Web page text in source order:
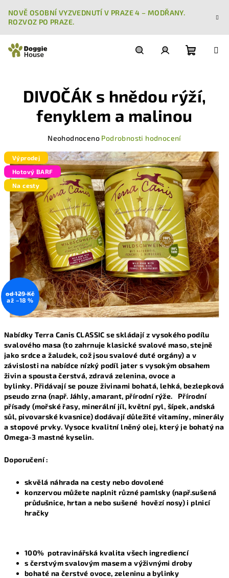
obsah
NOVĚ OSOBNÍ VYZVEDNUTÍ V PRAZE 4 – MODŘANY.
ROZVOZ PO PRAZE.
košík
Nabídky Terra Canis CLASSIC se skládají z vysokého podílu
svalového masa (to zahrnuje klasické svalové maso, stejně
jako srdce a žaludek, což jsou svalové duté orgány) a v
závislosti na nabídce nízký podíl jater s vysokým obsahem
živin a spousta čerstvá, zdravá zelenina, ovoce a
bylinky. Přidávají se pouze živinami bohatá, lehká, bezlepková
pseudo zrna (např. Jáhly, amarant, přírodní rýže. Přírodní
přísady (mořské řasy, minerální jíl, květní pyl, šípek, andská
sůl, pivovarské kvasnice) dodávají důležité vitamíny, minerály
a stopové prvky. Vysoce kvalitní lněný olej, který je bohatý na
Omega-3 mastné kyselin.
Doporučení :
skvělá náhrada na cesty nebo dovolené
konzervou můžete naplnit různé pamlsky (např.sušená
průdušnice, hrtan a nebo sušené hovězí nosy) i plnicí
hračky
100% potravinářská kvalita všech ingrediencí
s čerstvým svalovým masem a výživnými droby
bohaté na čerstvé ovoce, zeleninu a bylinky
DIVOČÁK s hnědou rýží,
fenyklem a malinou
produktu
je
0,0
z
hvězdiček.
Neohodnoceno Podrobnosti hodnocení
Výprodej
Hotový BARF
Na cesty
od 129 Kč
až –18 %